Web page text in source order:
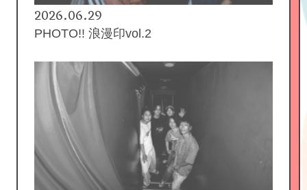
2026.06.29
PHOTO!! 浪漫印vol.2